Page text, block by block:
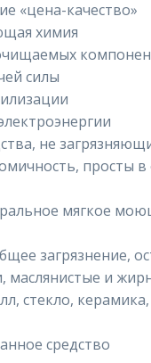
«цена-качество»
химия
силы
не
просты
мягкое
загрязнение,
маслянистые и
стекло,
средство